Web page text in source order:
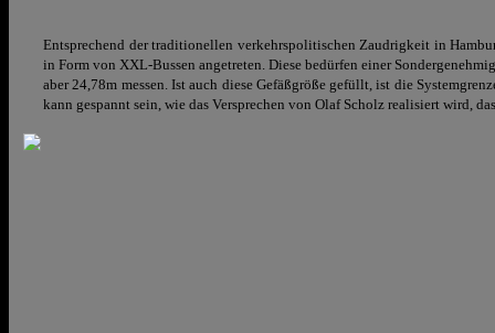
Entsprechend der traditionellen verkehrspolitischen Zaudrigkeit in
in Form von XXL-Bussen angetreten. Diese bedürfen einer
aber 24,78m messen. Ist auch diese Gefäßgröße gefüllt, ist die
kann gespannt sein, wie das Versprechen von Olaf Scholz realisiert wird,